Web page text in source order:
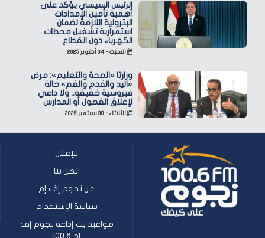
الرئيس السيسي يؤكد على
أهمية تأمين الإمدادات
البترولية اللازمة لضمان
استمرارية تشغيل محطات
الكهرباء دون انقطاع
السبت - ٠٤ أكتوبر ٢٠٢٥
وزارتا «الصحة والتعليم»: مرض
«اليد والقدم والفم» حالة
فيروسية خفيفة.. ولا داعي
لإغلاق الفصول أو المدارس
الثلاثاء - ٣٠ سبتمبر ٢٠٢٥
للإعلان
اتصل بنا
عن نجوم إف إم
سياسة الإستخدام
مواعيد بث إذاعة نجوم إف
إم 100.6